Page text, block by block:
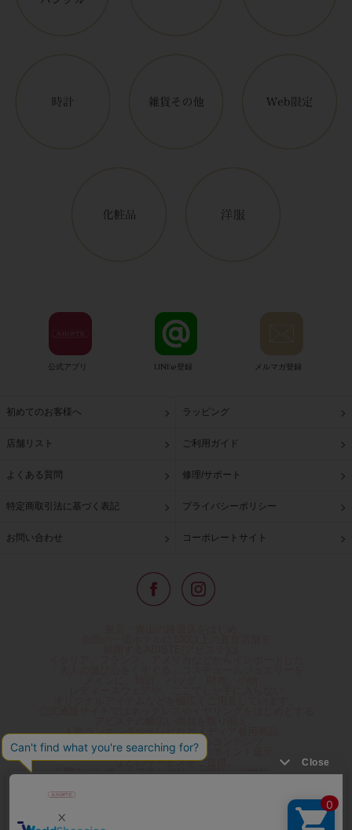
公式アプリ LINE@登録 メルマガ登録
初めてのお客様へ ラッピング
店舗リスト ご利用ガイド
よくある質問 修理/サポート
特定商取引法に基づく表記 プライバシーポリシー
お問い合わせ コーポレートサイト
人気ランキングやテレビなどメディア着用商品、
雑誌掲載商品情報を紹介するコンテンツ、
プレゼント包装無料や独自のポイント還元
などのサービスをご提供。
心躍るインポートアクセサリーや時計、小物などで、
夢やときめきを与えられるよう願っています。
◆ギフトラッピング無料/11,000円以上のご注文で送料無料◆